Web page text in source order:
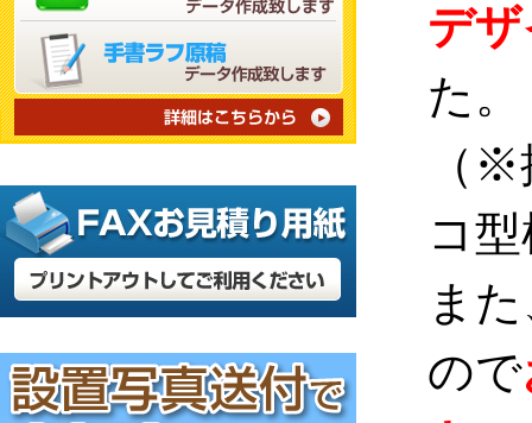
デ
た。
（
コ
ま
ので